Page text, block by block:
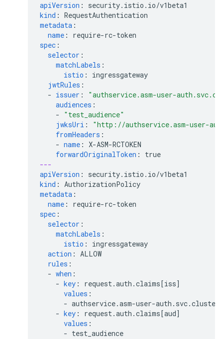
apiVersion :
security.istio.io/v1beta1
kind : RequestAuthentication
metadata :
name :
require-rc-token
spec :
selector :
matchLabels :
istio :
ingressgateway
jwtRules :
- issuer :
"authservice.asm-user-
audiences :
-
"test_audience"
jwksUri :
"http://authservice.asm-user-
fromHeaders :
- name : X-ASM-RCTOKEN
forwardOriginalToken :
true
---
apiVersion :
security.istio.io/v1beta1
kind : AuthorizationPolicy
metadata :
name :
require-rc-token
spec :
selector :
matchLabels :
istio :
ingressgateway
action : ALLOW
rules :
- when :
- key :
request.auth.claims[iss]
values :
- authservice.asm-user-
- key :
request.auth.claims[aud]
values :
- test_audience